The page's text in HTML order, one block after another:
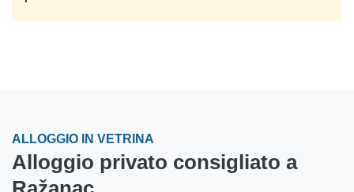
ALLOGGIO IN VETRINA
Alloggio privato consigliato a